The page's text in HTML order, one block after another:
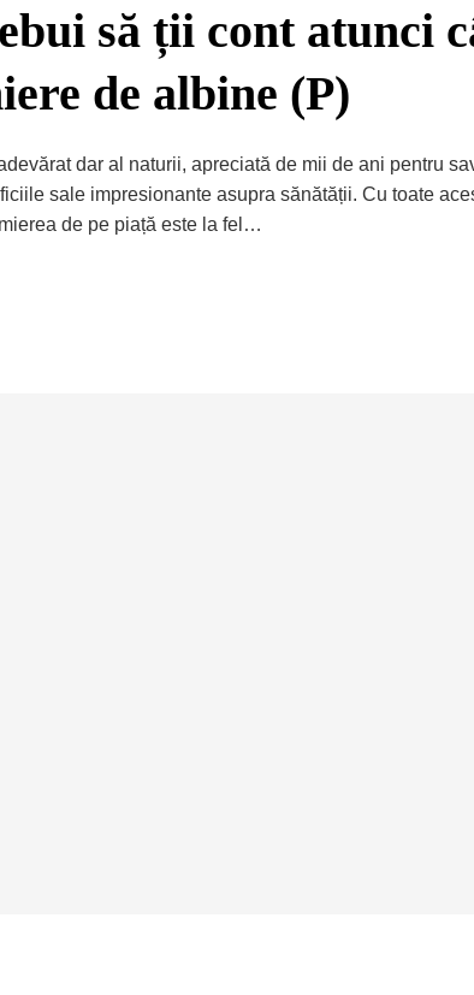
să ții cont atunci
de albine (P)
dar al naturii, apreciată de mii de ani pentru
sale impresionante asupra sănătății. Cu toate
de pe piață este la fel…